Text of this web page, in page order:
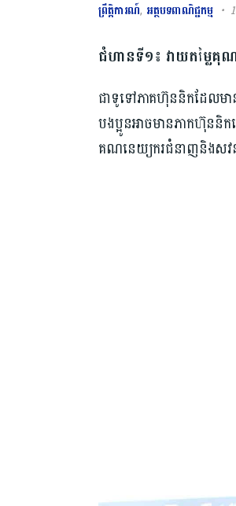
ព្រឹត្តិការណ៍, អត្ថបទពាណិជ្ជកម្ម
ជំហានទី១៖​ វាយតម្លៃ
ជាទូទៅភាគហ៊ុននិកដែលម
បងប្អូនអាចមានភាកហ៊ុននិក
គណនេយ្យករជំនាញនិងសវ